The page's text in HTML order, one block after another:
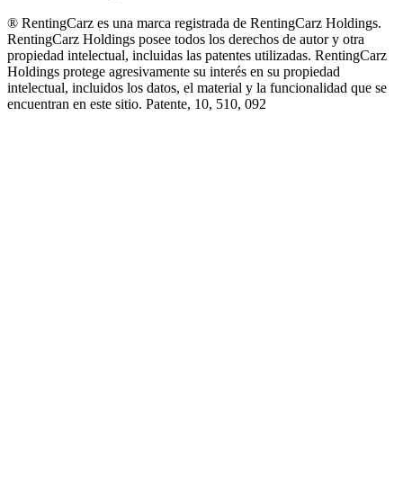
® RentingCarz es una marca registrada de RentingCarz Holdings.
RentingCarz Holdings posee todos los derechos de autor y otra
propiedad intelectual, incluidas las patentes utilizadas. RentingCarz
Holdings protege agresivamente su interés en su propiedad
intelectual, incluidos los datos, el material y la funcionalidad que se
encuentran en este sitio. Patente, 10, 510, 092